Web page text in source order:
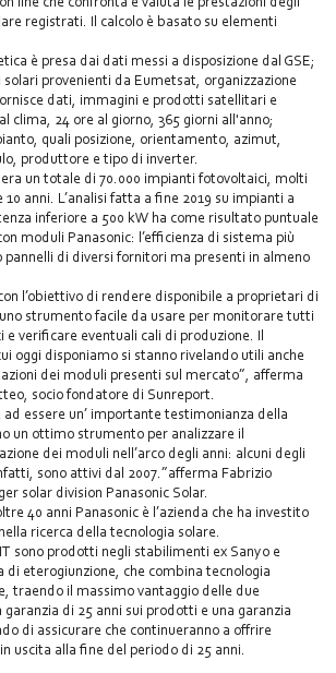
registrati. Il calcolo è basato su elementi
è presa dai dati messi a disposizione dal GSE;
solari provenienti da Eumetsat, organizzazione
dati, immagini e prodotti satellitari e
clima, 24 ore al giorno, 365 giorni all'anno;
quali posizione, orientamento, azimut,
produttore e tipo di inverter.
un totale di 70.000 impianti fotovoltaici, molti
anni. L’analisi fatta a fine 2019 su impianti a
inferiore a 500 kW ha come risultato puntuale
moduli Panasonic: l’efficienza di sistema più
pannelli di diversi fornitori ma presenti in almeno
l’obiettivo di rendere disponibile a proprietari di
strumento facile da usare per monitorare tutti
verificare eventuali cali di produzione. Il
oggi disponiamo si stanno rivelando utili anche
dei moduli presenti sul mercato”, afferma
socio fondatore di Sunreport.
essere un’ importante testimonianza della
un ottimo strumento per analizzare il
dei moduli nell’arco degli anni: alcuni degli
sono attivi dal 2007.”afferma Fabrizio
solar division Panasonic Solar.
40 anni Panasonic è l’azienda che ha investito
ricerca della tecnologia solare.
sono prodotti negli stabilimenti ex Sanyo e
di eterogiunzione, che combina tecnologia
traendo il massimo vantaggio delle due
di 25 anni sui prodotti e una garanzia
di assicurare che continueranno a offrire
uscita alla fine del periodo di 25 anni.